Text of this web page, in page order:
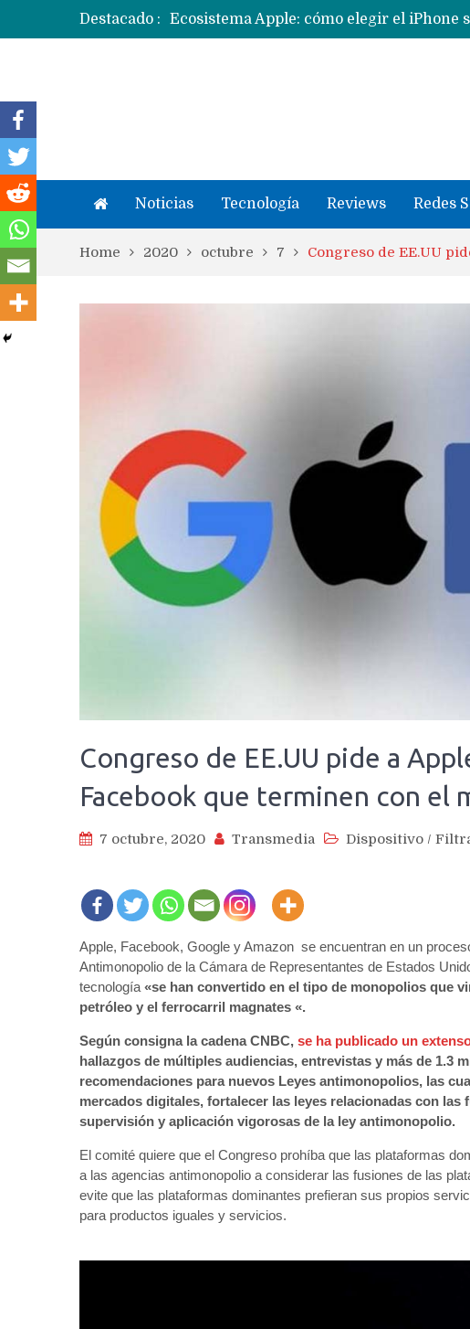
Destacado :
Apple dice que más ex empleados se
Noticias Tecnología Reviews Redes
Home 2020 octubre 7 Congreso de EE.UU
Congreso de EE.UU pide a
Facebook que terminen con el
7 octubre, 2020 Transmedia Dispositivo /
Apple, Facebook, Google y Amazon se encuentran en un
Antimonopolio de la Cámara de Representantes de Estados
tecnología «se han convertido en el tipo de monopolios que
petróleo y el ferrocarril magnates «.
Según consigna la cadena CNBC, se ha publicado un
hallazgos de múltiples audiencias, entrevistas y más de 1.3
recomendaciones para nuevos Leyes antimonopolios, las
mercados digitales, fortalecer las leyes relacionadas con
supervisión y aplicación vigorosas de la ley antimonopolio.
El comité quiere que el Congreso prohíba que las plataformas
a las agencias antimonopolio a considerar las fusiones de las
evite que las plataformas dominantes prefieran sus propios
para productos iguales y servicios.